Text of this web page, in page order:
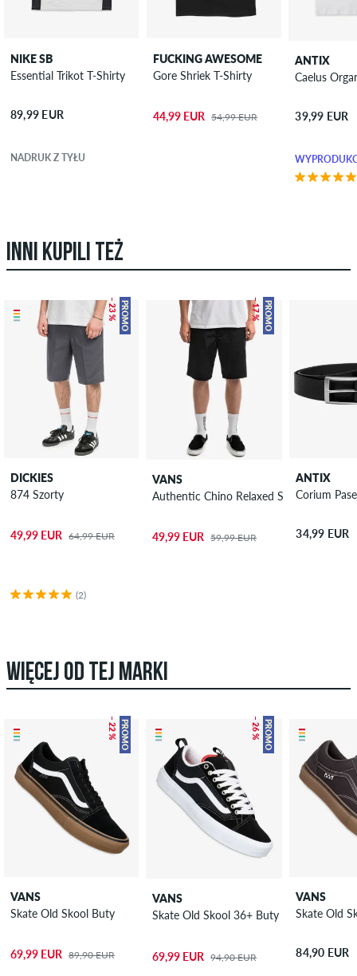
NIKE SB
Essential Trikot T-Shirty
89,99 EUR
NADRUK Z TYŁU
FUCKING AWESOME
Gore Shriek T-Shirty
44,99 EUR 54,99 EUR
ANTIX
Caelus
39,99 EUR
INNI KUPILI TEŻ
PROMO
– 23 %
DICKIES
874 Szorty
49,99 EUR 64,99 EUR
(2)
PROMO
– 17 %
VANS
Authentic Chino Relaxed Szorty
49,99 EUR 59,99 EUR
ANTIX
Corium
34,99 EUR
WIĘCEJ OD TEJ MARKI
PROMO
– 22 %
VANS
Skate Old Skool Buty
69,99 EUR 89,90 EUR
PROMO
– 26 %
VANS
Skate Old Skool 36+ Buty
69,99 EUR 94,90 EUR
VANS
Skate Old
84,90 EUR